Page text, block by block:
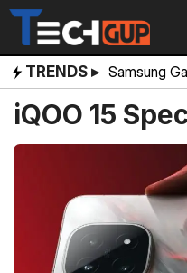
Skip
content
TRENDS ▸ Samsung
iQOO 15